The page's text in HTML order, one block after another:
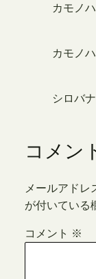
カモノ
カモノ
シロバ
コメン
メールアドレ
が付いている
コメント ※